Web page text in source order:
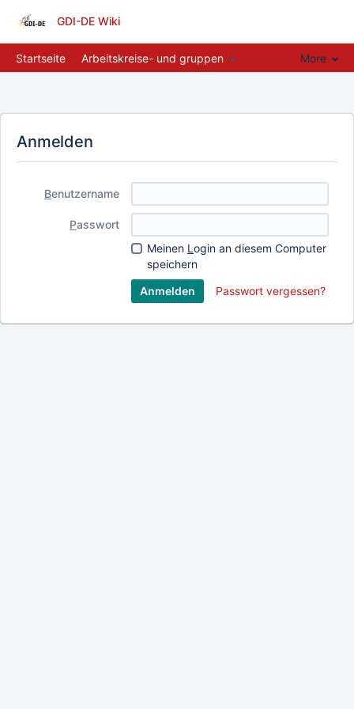
GDI-DE Wiki
Startseite Arbeitskreise- und gruppen More
Anmelden
Benutzername
Passwort
Meinen L ogin an diesem Computer
speichern
Passwort vergessen?